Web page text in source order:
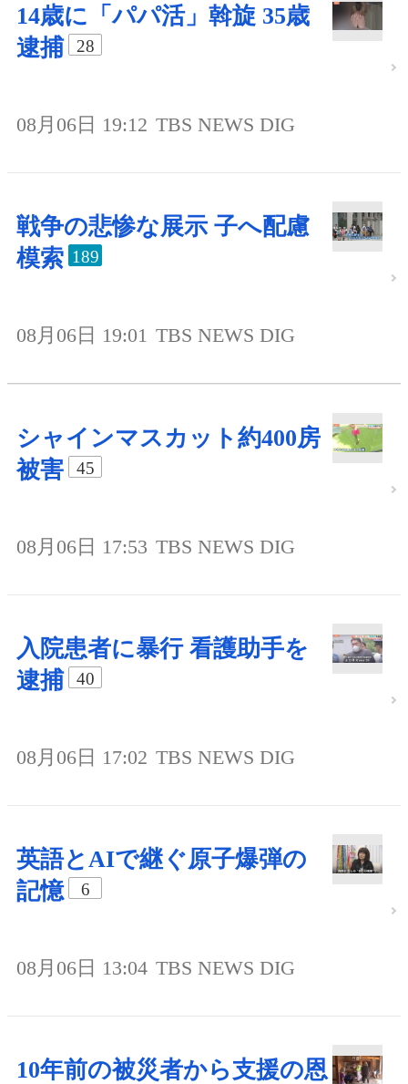
14歳に「パパ活」斡旋 35歳
逮捕
28
08月06日 19:12 TBS NEWS DIG
戦争の悲惨な展示 子へ配慮
模索 189
08月06日 19:01 TBS NEWS DIG
シャインマスカット約400房
被害
45
08月06日 17:53 TBS NEWS DIG
入院患者に暴行 看護助手を
逮捕
40
08月06日 17:02 TBS NEWS DIG
英語とAIで継ぐ原子爆弾の
記憶
6
08月06日 13:04 TBS NEWS DIG
10年前の被災者から支援の恩